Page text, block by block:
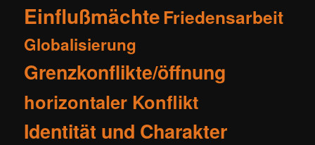
EinflußmächteFriedensarbeit
Globalisierung
Grenzkonflikte/öffnung
horizontaler Konflikt
Identität und Charakter